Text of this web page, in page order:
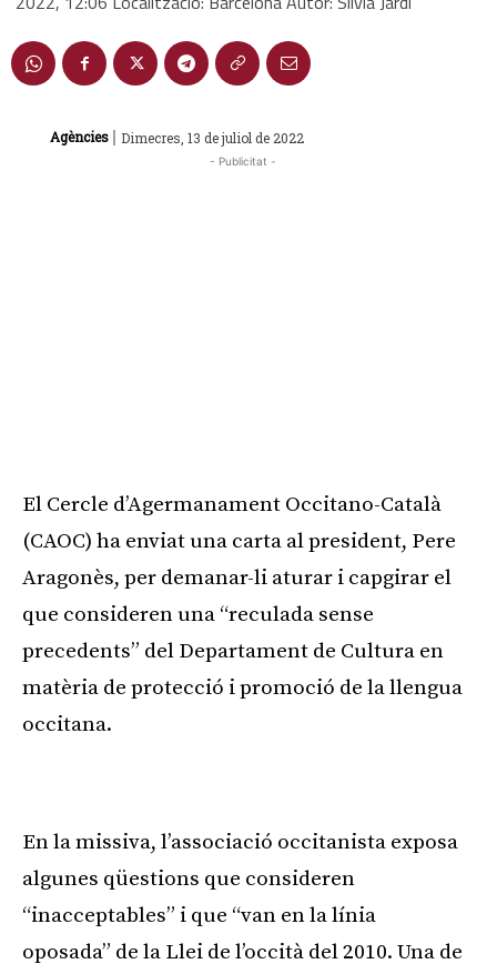
Agències | Dimecres, 13 de juliol de 2022
- Publicitat -
El Cercle d’Agermanament Occitano-Català
(CAOC) ha enviat una carta al president, Pere
Aragonès, per demanar-li aturar i capgirar el
que consideren una “reculada sense
precedents” del Departament de Cultura en
matèria de protecció i promoció de la llengua
occitana.
En la missiva, l’associació occitanista exposa
algunes qüestions que consideren
“inacceptables” i que “van en la línia
oposada” de la Llei de l’occità del 2010. Una de